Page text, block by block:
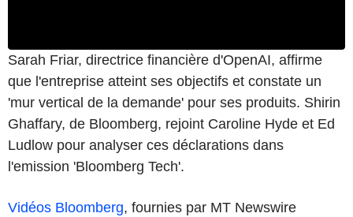
Sarah Friar, directrice financière d'OpenAI, affirme
que l'entreprise atteint ses objectifs et constate un
'mur vertical de la demande' pour ses produits. Shirin
Ghaffary, de Bloomberg, rejoint Caroline Hyde et Ed
Ludlow pour analyser ces déclarations dans
l'emission 'Bloomberg Tech'.
Vidéos Bloomberg, fournies par MT Newswire